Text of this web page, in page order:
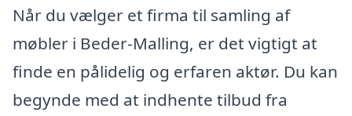
Når du vælger et firma til samling af
møbler i Beder-Malling, er det vigtigt at
finde en pålidelig og erfaren aktør. Du kan
begynde med at indhente tilbud fra